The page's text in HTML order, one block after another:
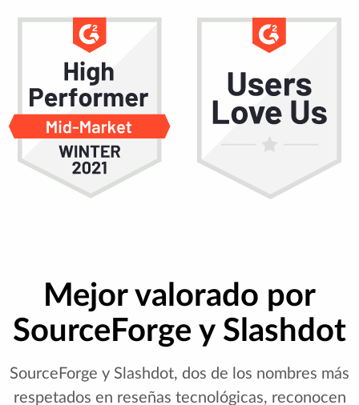
Mejor valorado por
SourceForge y Slashdot
SourceForge y Slashdot, dos de los nombres más
respetados en reseñas tecnológicas, reconocen